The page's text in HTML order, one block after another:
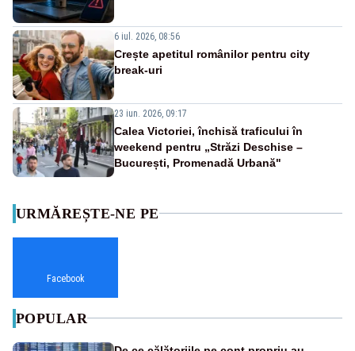
6 iul. 2026, 08:56
Crește apetitul românilor pentru city
break-uri
23 iun. 2026, 09:17
Calea Victoriei, închisă traficului în
weekend pentru „Străzi Deschise –
București, Promenadă Urbană"
URMĂREȘTE-NE PE
Facebook
POPULAR